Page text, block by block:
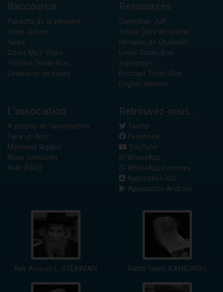
Raccourcis
Paracha de la semaine
Fêtes Juives
News
Cours Mp3-Vidéo
Yéchiva Torah-Box
Dédicacer un cours
Ressources
Calendrier Juif
Sidour (livre de prière)
Horaires de Chabbath
Livres Torah-Box
Inscription
Podcast Torah-Box
English Version
L'association
A propos de l'association
Faire un don !
Mentions légales
Nous contacter
Aide (FAQ)
Retrouvez-nous...
Twitter
Facebook
YouTube
WhatsApp
WhatsApp Femmes
Application iOS
Application Android
Rav Aharon L. STEINMAN Rabbi 'Haïm KANIEWSKI